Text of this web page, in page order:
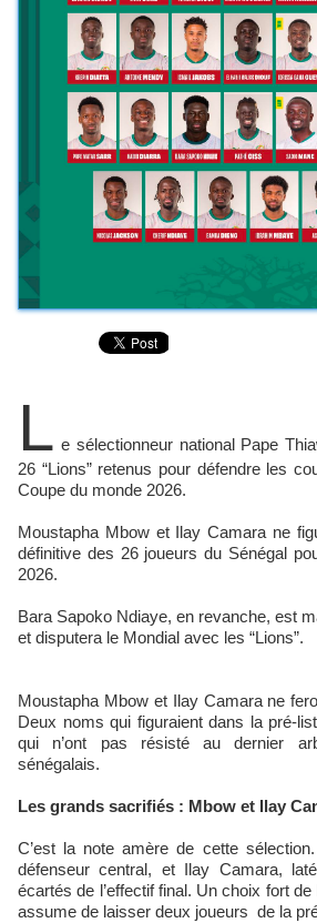
L e sélectionneur national Pape
26 “Lions” retenus pour défendre les
Coupe du monde 2026.
Moustapha Mbow et Ilay Camara ne
définitive des 26 joueurs du Sénégal
2026.
Bara Sapoko Ndiaye, en revanche, est
et disputera le Mondial avec les “Lions”.
Moustapha Mbow et Ilay Camara ne
Deux noms qui figuraient dans la pré-
qui n’ont pas résisté au dernier
sénégalais.
Les grands sacrifiés : Mbow et Ilay
C’est la note amère de cette
défenseur central, et Ilay Camara,
écartés de l’effectif final. Un choix fort
assume de laisser deux joueurs de la